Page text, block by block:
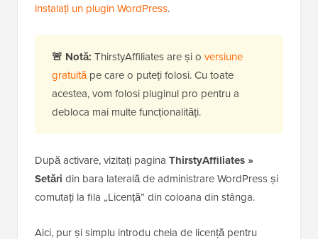
instalați un plugin WordPress.
🚨 Notă: ThirstyAffiliates are și o versiune
gratuităpe care o puteți folosi. Cu toate
acestea, vom folosi pluginul pro pentru a
debloca mai multe funcționalități.
După activare, vizitați pagina ThirstyAffiliates »
Setări din bara laterală de administrare WordPress și
comutați la fila „Licență” din coloana din stânga.
Aici, pur și simplu introdu cheia de licență pentru